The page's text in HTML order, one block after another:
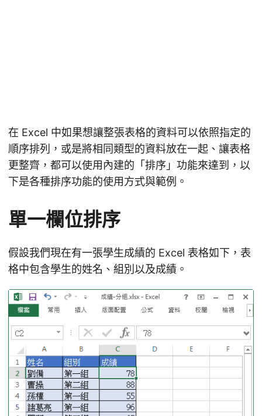
在 Excel 中如果想讓整張表格的資料可以依照指定的
順序排列，或是將相同類型的資料放在一起、讓表格
更整齊，都可以使用內建的「排序」功能來達到，以
下是各種排序功能的使用方式與範例。
單一欄位排序
假設我們現在有一張學生成績的 Excel 表格如下，表
格中包含學生的姓名、組別以及成績。